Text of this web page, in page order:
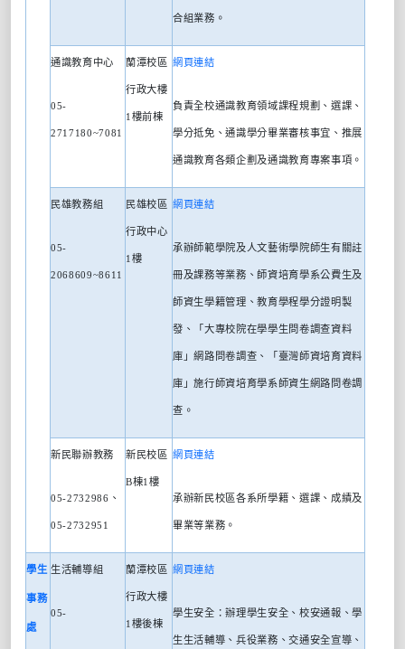
合組業務。
通識教育中心
05-
2717180~7081
蘭潭校區
行政大樓
1 樓前棟
網頁連結
負責全校通識教育領域課程規劃、選課、
學分抵免、通識學分畢業審核事宜、推展
通識教育各類企劃及通識教育專案事項。
民雄教務組
05-
2068609~8611
民雄校區
行政中心
1 樓
網頁連結
承辦師範學院及人文藝術學院師生有關註
冊及課務等業務、師資培育學系公費生及
師資生學籍管理、教育學程學分證明製
發、「大專校院在學學生問卷調查資料
庫」網路問卷調查、「臺灣師資培育資料
庫」施行師資培育學系師資生網路問卷調
查。
新民聯辦教務
05-2732986 、
05-2732951
新民校區
B棟1樓
網頁連結
承辦新民校區各系所學籍、選課、成績及
畢業等業務。
學生
事務
處
生活輔導組
05-
蘭潭校區
行政大樓
1 樓後棟
網頁連結
學生安全：辦理學生安全、校安通報、學
生生活輔導、兵役業務、交通安全宣導、